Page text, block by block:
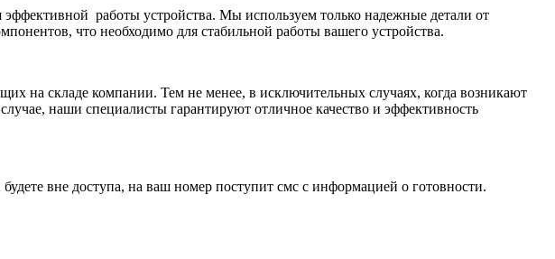
эффективной работы устройства. Мы используем только надежные детали от
что необходимо для стабильной работы вашего устройства.
на складе компании. Тем не менее, в исключительных случаях, когда возникают
наши специалисты гарантируют отличное качество и эффективность
вне доступа, на ваш номер поступит смс с информацией о готовности.